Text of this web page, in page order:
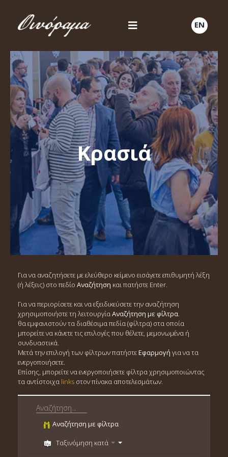
EN
Κρασιά
Για να αναζητήσετε με ελεύθερο κείμενο εισάγετε επιθυμητή λέξη
(ή λέξεις) στο πεδίο Αναζήτηση και πατήστε Enter.
Για να περιορίσετε και να εξειδικεύσετε την αναζήτηση
χρησιμοποιήστε τη λειτουργίαΑναζήτηση με φίλτρα.
θα εμφανιστούν τα διαθέσιμα πεδία (φίλτρα) στα οποία
μπορείτε να κάνετε τις επιλογές που θέλετε, μεμονωμένα ή
συνδυαστικά.
Μετά την επιλογή των φίλτρων πατήστεΕφαρμογή για να τα
ενεργοποιήσετε.
Επίσης, μπορείτε να ενεργοποιήσετε φίλτρα χρησιμοποιώντας
τα αντίστοιχα links στον πίνακα αποτελεσμάτων.
Αναζήτηση με φίλτρα
Ταξινόμηση κατά